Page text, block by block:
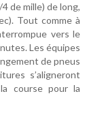
de mille) de long,
Tout comme à
vers le
Les équipes
de pneus
s’aligneront
course pour la